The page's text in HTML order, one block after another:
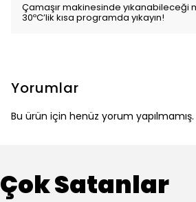
Çamaşır makinesinde yıkanabileceği
30ºC’lik kısa programda yıkayın!
Yorumlar
Bu ürün için henüz yorum yapılmamış.
Çok Satanlar